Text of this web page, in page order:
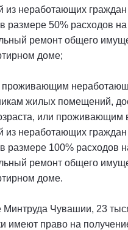
из неработающих граждан
размере 50% расходов на
ремонт общего
доме;
проживающим
жилых помещений,
или проживающим
из неработающих граждан
размере 100% расходов
ремонт общего
доме.
Минтруда Чувашии, 23
имеют право на